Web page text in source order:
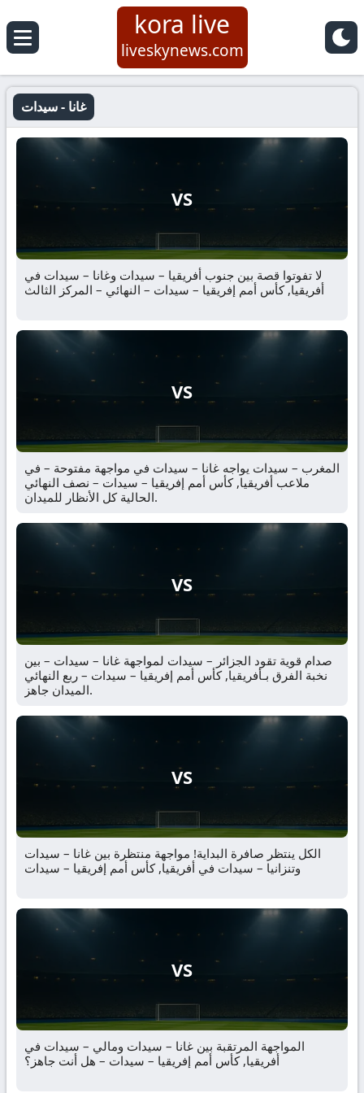
kora live
liveskynews.com
غانا - سيدات
VS
لا تفوتوا قصة بين جنوب أفريقيا – سيدات وغانا – سيدات في
أفريقيا, كأس أمم إفريقيا – سيدات – النهائي – المركز الثالث
VS
المغرب – سيدات يواجه غانا – سيدات في مواجهة مفتوحة – في
ملاعب أفريقيا, كأس أمم إفريقيا – سيدات – نصف النهائي
الحالية كل الأنظار للميدان.
VS
صدام قوية تقود الجزائر – سيدات لمواجهة غانا – سيدات – بين
نخبة الفرق بـأفريقيا, كأس أمم إفريقيا – سيدات – ربع النهائي
الميدان جاهز.
VS
الكل ينتظر صافرة البداية! مواجهة منتظرة بين غانا – سيدات
وتنزانيا – سيدات في أفريقيا, كأس أمم إفريقيا – سيدات
VS
المواجهة المرتقبة بين غانا – سيدات ومالي – سيدات في
أفريقيا, كأس أمم إفريقيا – سيدات – هل أنت جاهز؟